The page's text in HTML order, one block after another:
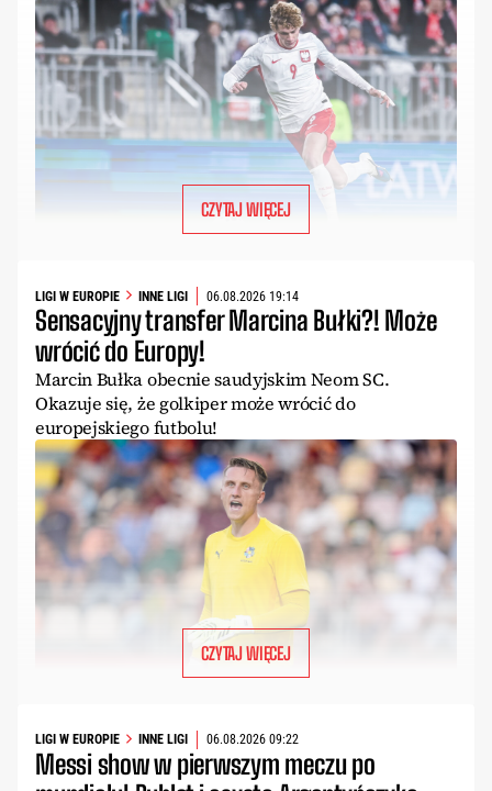
CZYTAJ WIĘCEJ
LIGI W EUROPIE INNE LIGI 06.08.2026 19:14
Sensacyjny transfer Marcina Bułki?! Może
wrócić do Europy!
Marcin Bułka obecnie saudyjskim Neom SC.
Okazuje się, że golkiper może wrócić do
europejskiego futbolu!
CZYTAJ WIĘCEJ
LIGI W EUROPIE INNE LIGI 06.08.2026 09:22
Messi show w pierwszym meczu po